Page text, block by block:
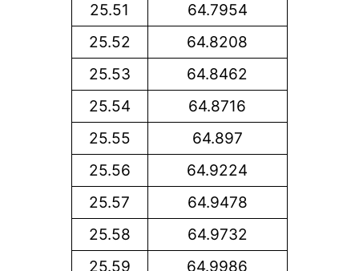
25.51
64.7954
25.52
64.8208
25.53
64.8462
25.54
64.8716
25.55
64.897
25.56
64.9224
25.57
64.9478
25.58
64.9732
25.59
64.9986